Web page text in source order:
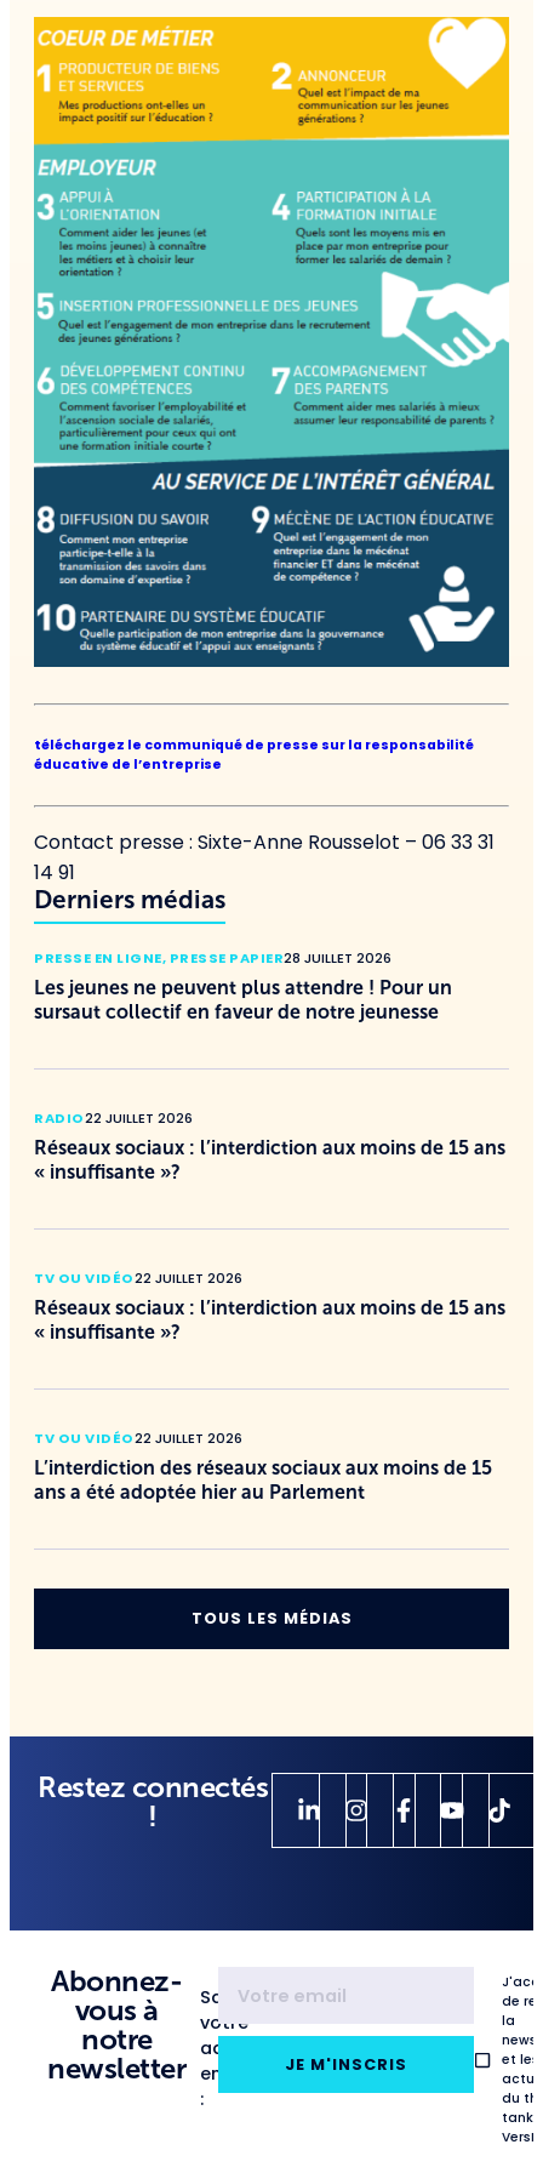
téléchargez le communiqué de presse sur la responsabilité
éducative de l’entreprise
Contact presse : Sixte-Anne Rousselot – 06 33 31
14 91
Derniers médias
PRESSE EN LIGNE, PRESSE PAPIER28 JUILLET 2026
Les jeunes ne peuvent plus attendre ! Pour un
sursaut collectif en faveur de notre jeunesse
RADIO22 JUILLET 2026
Réseaux sociaux : l’interdiction aux moins de 15 ans
« insuffisante »?
TV OU VIDÉO22 JUILLET 2026
Réseaux sociaux : l’interdiction aux moins de 15 ans
« insuffisante »?
TV OU VIDÉO22 JUILLET 2026
L’interdiction des réseaux sociaux aux moins de 15
ans a été adoptée hier au Parlement
TOUS LES MÉDIAS
Restez connectés
!
Abonnez-
vous à
notre
newsletter
Saisissez
votre
adresse
email
:
JE M'INSCRIS
de
la
et les
du
tank